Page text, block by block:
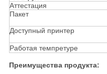
Аттестация
Пакет
Доступный принтер
Работая темпретуре
Преимуществапродукта: